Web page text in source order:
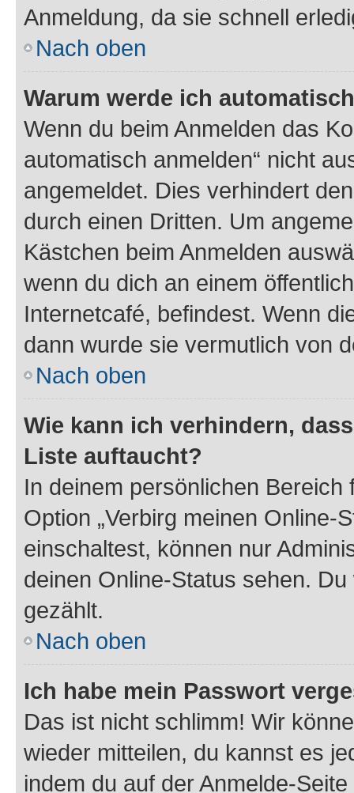
Anmeldung, da sie schnell
Nach oben
Warum werde ich
Wenn du beim Anmelden das
automatisch anmelden“ nicht
angemeldet. Dies verhindert
durch einen Dritten. Um
Kästchen beim Anmelden
wenn du dich an einem
Internetcafé, befindest. Wenn
dann wurde sie vermutlich von
Nach oben
Wie kann ich verhindern,
Liste auftaucht?
In deinem persönlichen
Option „Verbirg meinen Online-
einschaltest, können nur
deinen Online-Status sehen.
gezählt.
Nach oben
Ich habe mein Passwort
Das ist nicht schlimm! Wir
wieder mitteilen, du kannst es
indem du auf der Anmelde-